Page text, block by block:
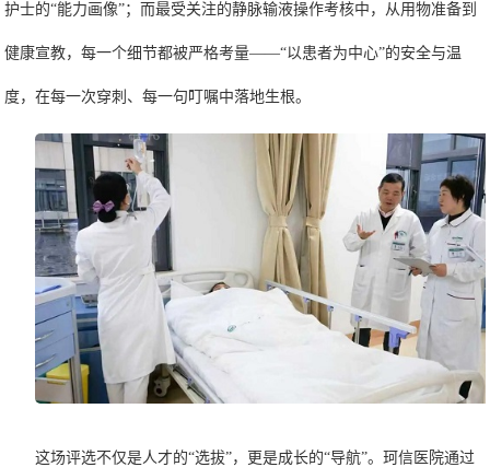
护士的“能力画像”；而最受关注的静脉输液操作考核中，从用物准备到
健康宣教，每一个细节都被严格考量——“以患者为中心”的安全与温
度，在每一次穿刺、每一句叮嘱中落地生根。
这场评选不仅是人才的“选拔”，更是成长的“导航”。珂信医院通过